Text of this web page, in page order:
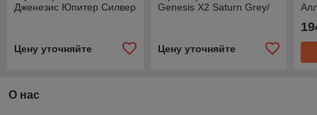
Дженезис Юпитер Силвер
Цену уточняйте
Genesis X2 Saturn Grey/
Цену уточняйте
О нас